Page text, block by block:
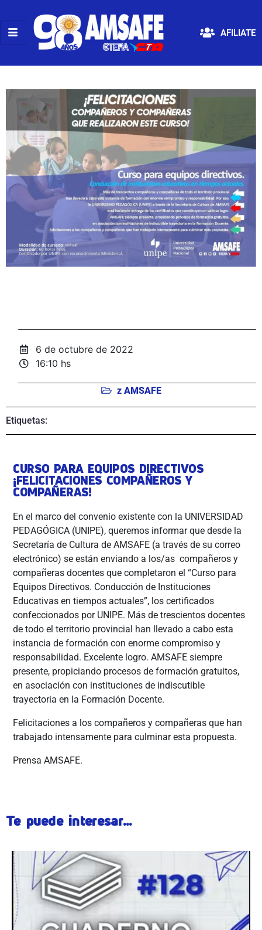
AFILIATE
6 de octubre de 2022
16:10 hs
z AMSAFE
Etiquetas:
CURSO PARA EQUIPOS DIRECTIVOS
¡FELICITACIONES COMPAÑEROS Y
COMPAÑERAS!
En el marco del convenio existente con la UNIVERSIDAD
PEDAGÓGICA (UNIPE), queremos informar que desde la
Secretaría de Cultura de AMSAFE (a través de su correo
electrónico) se están enviando a los/as compañeros y
compañeras docentes que completaron el “Curso para
Equipos Directivos. Conducción de Instituciones
Educativas en tiempos actuales”, los certificados
confeccionados por UNIPE. Más de trescientos docentes
de todo el territorio provincial han llevado a cabo esta
instancia de formación con enorme compromiso y
responsabilidad. Excelente logro. AMSAFE siempre
presente, propiciando procesos de formación gratuitos,
en asociación con instituciones de indiscutible
trayectoria en la Formación Docente.
Felicitaciones a los compañeros y compañeras que han
trabajado intensamente para culminar esta propuesta.
Prensa AMSAFE.
Te puede interesar...